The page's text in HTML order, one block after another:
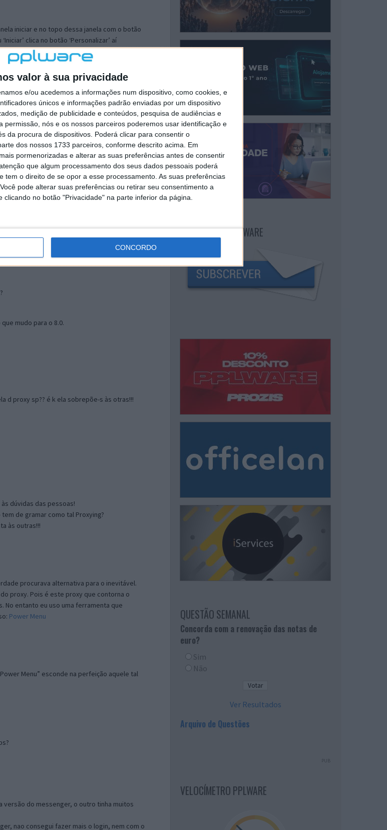
valor à sua privacidade
e/ou acedemos a informações num dispositivo, como cookies, e
únicos e informações padrão enviadas por um dispositivo
medição de publicidade e conteúdos, pesquisa de audiências e
permissão, nós e os nossos parceiros poderemos usar identificação e
da procura de dispositivos. Poderá clicar para consentir o
dos nossos 1733 parceiros, conforme descrito acima. Em
pormenorizadas e alterar as suas preferências antes de consentir
que algum processamento dos seus dados pessoais poderá
tem o direito de se opor a esse processamento. As suas preferências
pode alterar suas preferências ou retirar seu consentimento a
no botão "Privacidade" na parte inferior da página.
CONCORDO
iniciar e no topo dessa janela com o botão
clica no botão ‘Personalizar’ aí
com que queres navegar e o gestor de
ou tools escolhes ‘Opções’ ou
encontras um local para colocares um visto
mudo para o 8.0.
d proxy sp?? é k ela sobrepõe-s às otras!!!
dúvidas das pessoas!
tem de gramar como tal Proxying?
às outras!!!
procurava alternativa para o inevitável.
proxy. Pois é este proxy que contorna o
No entanto eu uso uma ferramenta que
Power Menu
Menu” esconde na perfeição aquele tal
do messenger, o outro tinha muitos
nao consegui fazer mais o login, nem com o
NEWSLETTER PPLWARE
QUESTÃO SEMANAL
Concorda com a renovação das notas de
euro?
Sim
Não
Ver Resultados
Arquivo de Questões
PUB
VELOCÍMETRO PPLWARE